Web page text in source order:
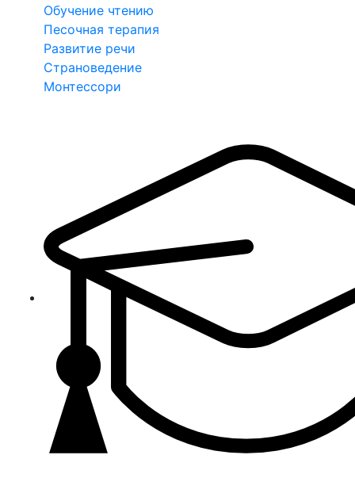
Обучение чтению
Песочная терапия
Развитие речи
Страноведение
Монтессори